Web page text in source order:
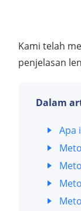
Kami telah
penjelasan
Dalam
Apa